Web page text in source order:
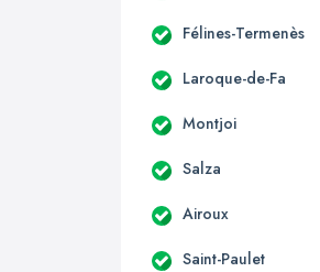
Félines-Termenès
Laroque-de-Fa
Montjoi
Salza
Airoux
Saint-Paulet